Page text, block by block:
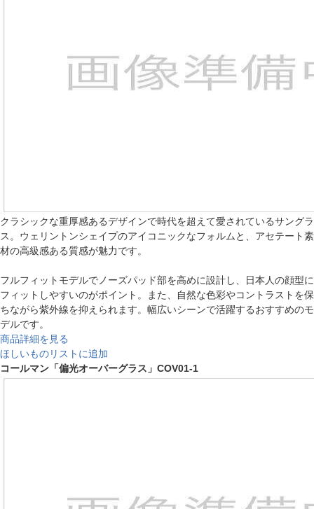
クラシックな重厚感あるデザインで時代を超えて愛されているサングラ
ス。ウェリントンシェイプのアイコニックなフォルムと、アセテート素
材の高級感ある質感が魅力です。
フルフィットモデルでノーズパッド部を高めに設計し、日本人の顔型に
フィットしやすいのがポイント。また、自然な色彩やコントラストを保
ちながら紫外線を抑えられます。幅広いシーンで活躍するおすすめのモ
デルです。
商品詳細を見る
ほしいものリストに追加
コールマン「偏光オーバーグラス」COV01-1